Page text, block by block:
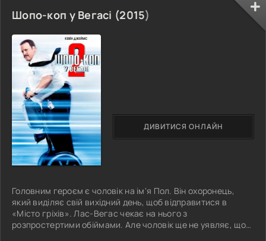
Шопо-коп у Вегасі (2015)
Головним героєм є чоловік на ім'я Пол. Він охоронець,
який виділяє свій вихідний день, щоб відправитися в
«Місто гріхів». Лас-Вегас чекає на нього з
розпростертими обіймами. Але чоловік ще не уявляє, що
ДИВИТИСЯ ОНЛАЙН